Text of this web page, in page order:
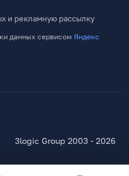
и рекламную рассылку
данных сервисомЯндекс
3logic Group 2003 - 2026